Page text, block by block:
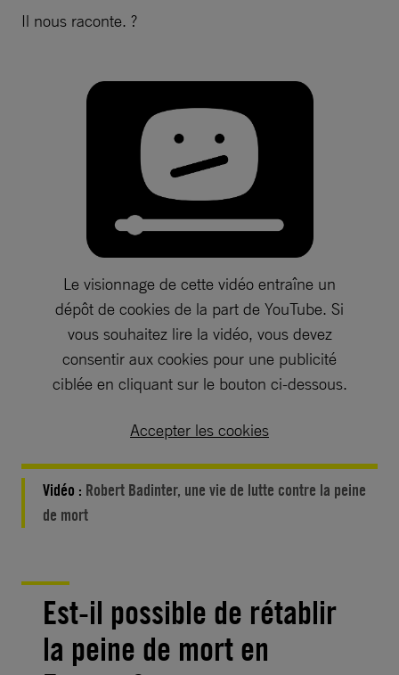
Il nous raconte. ?
Le visionnage de cette vidéo entraîne un
dépôt de cookies de la part de YouTube. Si
vous souhaitez lire la vidéo, vous devez
consentir aux cookies pour une publicité
ciblée en cliquant sur le bouton ci-dessous.
Accepter les cookies
Vidéo : Robert Badinter, une vie de lutte contre la peine
de mort
Est-il possible de rétablir
la peine de mort en